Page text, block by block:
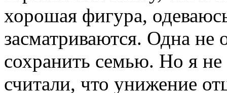
хорошая фигура,
засматриваются. Одна не
сохранить семью. Но я
считали, что унижение